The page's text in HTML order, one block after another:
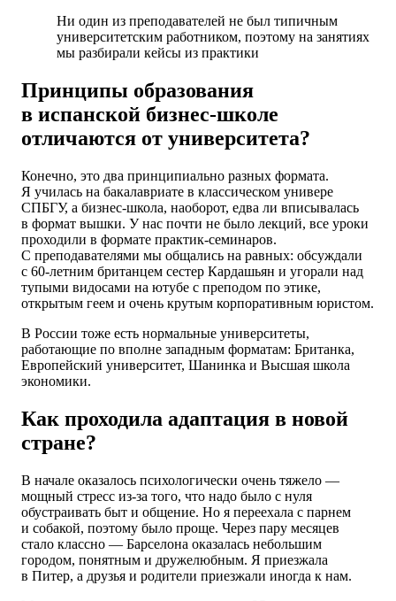
Ни один из преподавателей не был типичным
университетским работником, поэтому на занятиях
мы разбирали кейсы из практики
Принципы образования
в испанской бизнес-школе
отличаются от университета?
Конечно, это два принципиально разных формата.
Я училась на бакалавриате в классическом универе
СПБГУ, а бизнес-школа, наоборот, едва ли вписывалась
в формат вышки. У нас почти не было лекций, все уроки
проходили в формате практик-семинаров.
С преподавателями мы общались на равных: обсуждали
с 60-летним британцем сестер Кардашьян и угорали над
тупыми видосами на ютубе с преподом по этике,
открытым геем и очень крутым корпоративным юристом.
В России тоже есть нормальные университеты,
работающие по вполне западным форматам: Британка,
Европейский университет, Шанинка и Высшая школа
экономики.
Как проходила адаптация в новой
стране?
В начале оказалось психологически очень тяжело —
мощный стресс из-за того, что надо было с нуля
обустраивать быт и общение. Но я переехала с парнем
и собакой, поэтому было проще. Через пару месяцев
стало классно — Барселона оказалась небольшим
городом, понятным и дружелюбным. Я приезжала
в Питер, а друзья и родители приезжали иногда к нам.